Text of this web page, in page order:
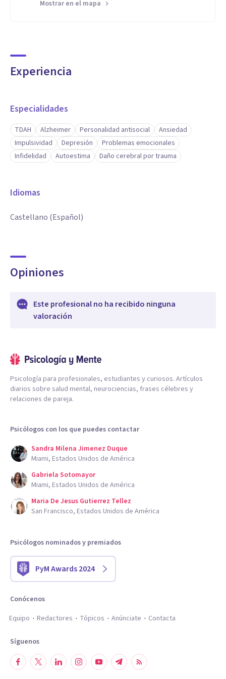
Mostrar en el mapa
Experiencia
Especialidades
TDAH Alzheimer Personalidad antisocial
Ansiedad
Impulsividad
Depresión
Problemas emocionales
Infidelidad
Autoestima Daño cerebral por trauma
Idiomas
Castellano (Español)
Opiniones
Este profesional no ha recibido ninguna
valoración
Psicología para profesionales, estudiantes y curiosos. Artículos
diarios sobre salud mental, neurociencias, frases célebres y
relaciones de pareja.
Psicólogos con los que puedes contactar
Sandra Milena Jimenez Duque
Miami, Estados Unidos de América
Gabriela Sotomayor
Miami, Estados Unidos de América
Maria De Jesus Gutierrez Tellez
San Francisco, Estados Unidos de América
Psicólogos nominados y premiados
PyM Awards 2024
Conócenos
Equipo
Redactores Tópicos Anúnciate Contacta
Síguenos